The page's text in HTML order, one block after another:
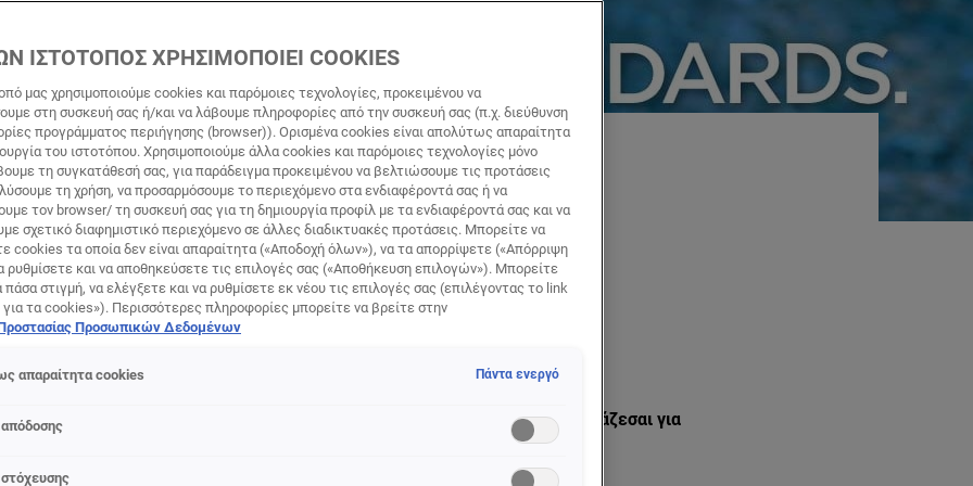
High Standards: Καλοκαιρινά
L’Oréal Paris
καλοκαιριού με τη L’Oréal Paris. Ανακάλυψε τα προϊόντα που χρειάζεσαι για
λάμψη για την επιδερμίδα σου και λαμπερό μακιγιάζ.
ΙΣΤΟΤΟΠΟΣ ΧΡΗΣΙΜΟΠΟΙΕΙ COOKIES
μας χρησιμοποιούμε cookies και παρόμοιες τεχνολογίες, προκειμένου να
στη συσκευή σας ή/και να λάβουμε πληροφορίες από την συσκευή σας (π.χ. διεύθυνση
προγράμματος περιήγησης (browser)). Ορισμένα cookies είναι απολύτως απαραίτητα
του ιστοτόπου. Χρησιμοποιούμε άλλα cookies και παρόμοιες τεχνολογίες μόνο
τη συγκατάθεσή σας, για παράδειγμα προκειμένου να βελτιώσουμε τις προτάσεις
τη χρήση, να προσαρμόσουμε το περιεχόμενο στα ενδιαφέροντά σας ή να
τον browser/ τη συσκευή σας για τη δημιουργία προφίλ με τα ενδιαφέροντά σας και να
σχετικό διαφημιστικό περιεχόμενο σε άλλες διαδικτυακές προτάσεις. Μπορείτε να
cookies τα οποία δεν είναι απαραίτητα («Αποδοχή όλων»), να τα απορρίψετε («Απόρριψη
ρυθμίσετε και να αποθηκεύσετε τις επιλογές σας («Αποθήκευση επιλογών»). Μπορείτε
πάσα στιγμή, να ελέγξετε και να ρυθμίσετε εκ νέου τις επιλογές σας (επιλέγοντας το link
για τα cookies»). Περισσότερες πληροφορίες μπορείτε να βρείτε στην
Προσωπικών Δεδομένων
απαραίτητα cookies Πάντα ενεργό